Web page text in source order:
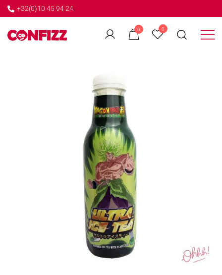
+32(0)10 45 94 24
0 0
← GO BACK